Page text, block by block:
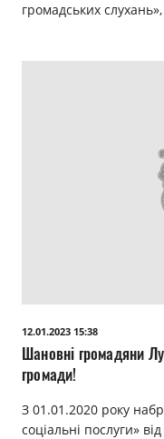
громадських
12.01.2023 15:38
Шановні громадяни
громади!
З 01.01.2020 року
соціальні послуги»